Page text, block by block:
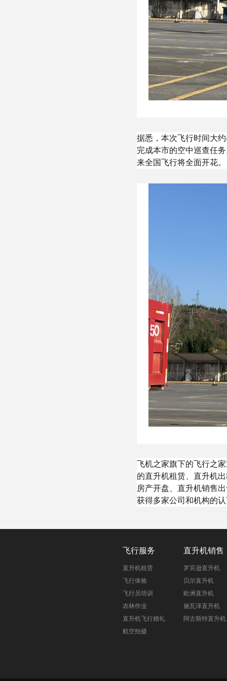
据悉，本次飞行时间大
完成本市的空中巡查任
来全国飞行将全面开花。
飞机之家旗下的飞行之
的直升机租赁、直升机
房产开盘、直升机销售
获得多家公司和机构的
飞行服务
直升机租赁
飞行体验
飞行员培训
农林作业
直升机飞行婚礼
航空拍摄
直升机销售
罗宾逊直升机
贝尔直升机
欧洲直升机
施瓦泽直升机
阿古斯特直升机